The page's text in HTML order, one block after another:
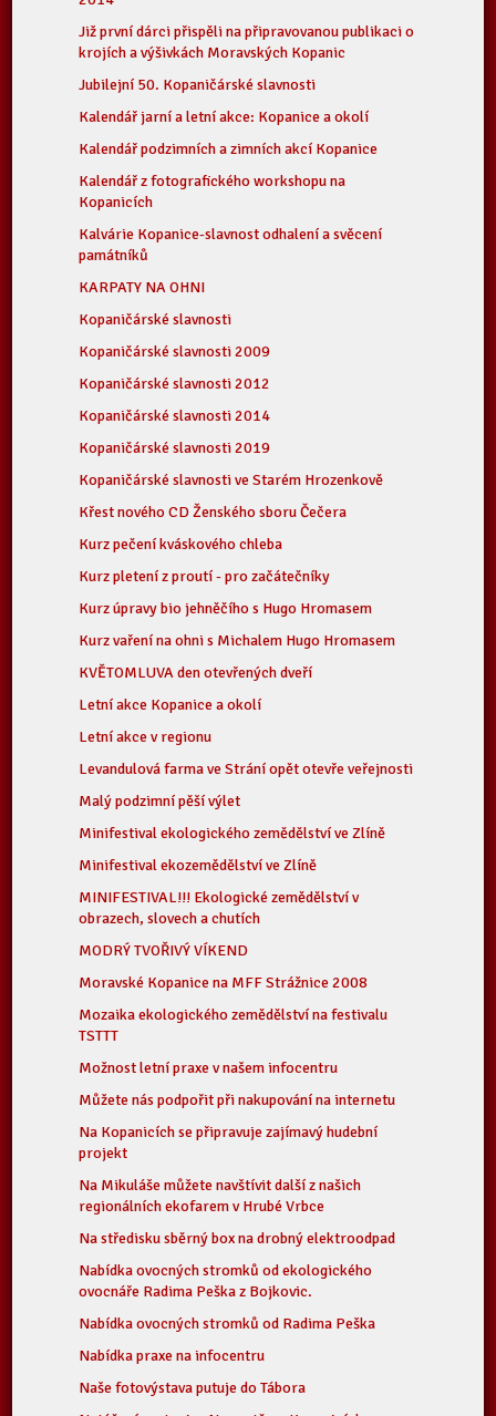
Již první dárci přispěli na připravovanou publikaci o
krojích a výšivkách Moravských Kopanic
Jubilejní 50. Kopaničárské slavnosti
Kalendář jarní a letní akce: Kopanice a okolí
Kalendář podzimních a zimních akcí Kopanice
Kalendář z fotografického workshopu na
Kopanicích
Kalvárie Kopanice-slavnost odhalení a svěcení
památníků
KARPATY NA OHNI
Kopaničárské slavnosti
Kopaničárské slavnosti 2009
Kopaničárské slavnosti 2012
Kopaničárské slavnosti 2014
Kopaničárské slavnosti 2019
Kopaničárské slavnosti ve Starém Hrozenkově
Křest nového CD Ženského sboru Čečera
Kurz pečení kváskového chleba
Kurz pletení z proutí - pro začátečníky
Kurz úpravy bio jehněčího s Hugo Hromasem
Kurz vaření na ohni s Michalem Hugo Hromasem
KVĚTOMLUVA den otevřených dveří
Letní akce Kopanice a okolí
Letní akce v regionu
Levandulová farma ve Strání opět otevře veřejnosti
Malý podzimní pěší výlet
Minifestival ekologického zemědělství ve Zlíně
Minifestival ekozemědělství ve Zlíně
MINIFESTIVAL!!! Ekologické zemědělství v
obrazech, slovech a chutích
MODRÝ TVOŘIVÝ VÍKEND
Moravské Kopanice na MFF Strážnice 2008
Mozaika ekologického zemědělství na festivalu
TSTTT
Možnost letní praxe v našem infocentru
Můžete nás podpořit při nakupování na internetu
Na Kopanicích se připravuje zajímavý hudební
projekt
Na Mikuláše můžete navštívit další z našich
regionálních ekofarem v Hrubé Vrbce
Na středisku sběrný box na drobný elektroodpad
Nabídka ovocných stromků od ekologického
ovocnáře Radima Peška z Bojkovic.
Nabídka ovocných stromků od Radima Peška
Nabídka praxe na infocentru
Naše fotovýstava putuje do Tábora